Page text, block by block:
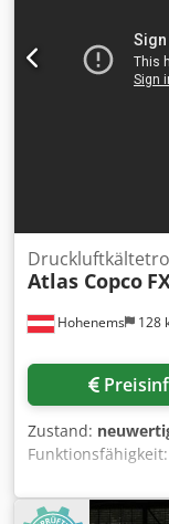
Hohenems 128
Atlas Copco
Zustand:
Funktionsfähigkeit:
Copco FX6
14 bar Baujahr: